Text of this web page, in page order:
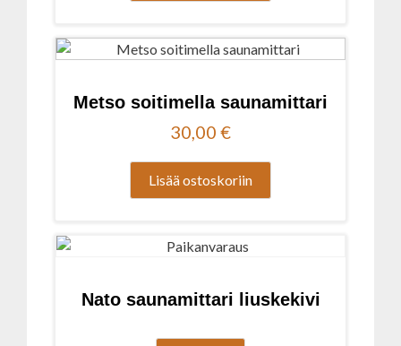
Metso soitimella saunamittari
30,00 €
Lisää ostoskoriin
Nato saunamittari liuskekivi